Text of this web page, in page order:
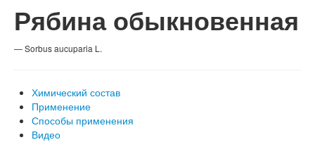
Рябина обыкновенная
— Sorbus aucuparia L.
Химический состав
Применение
Способы применения
Видео